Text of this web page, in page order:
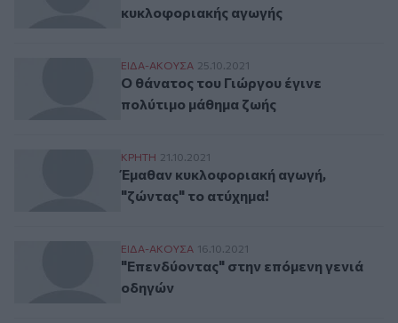
κυκλοφοριακής αγωγής
Ο θάνατος του Γιώργου έγινε πολύτιμο
ΕΙΔΑ-ΑΚΟΥΣΑ 25.10.2021
Ο θάνατος του Γιώργου έγινε
πολύτιμο μάθημα ζωής
Έμαθαν κυκλοφοριακή αγωγή, "ζώντας"
ΚΡΗΤΗ 21.10.2021
Έμαθαν κυκλοφοριακή αγωγή,
"ζώντας" το ατύχημα!
"Επενδύοντας" στην επόμενη γενιά
ΕΙΔΑ-ΑΚΟΥΣΑ 16.10.2021
"Επενδύοντας" στην επόμενη γενιά
οδηγών